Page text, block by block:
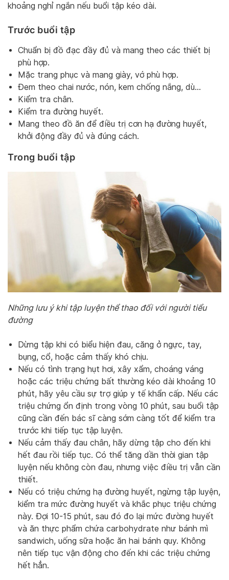
khoảng nghỉ ngắn nếu buổi tập kéo dài.
Trước buổi tập
Chuẩn bị đồ đạc đầy đủ và mang theo các thiết bị
phù hợp.
Mặc trang phục và mang giày, vớ phù hợp.
Đem theo chai nước, nón, kem chống nắng, dù…
Kiểm tra chân.
Kiểm tra đường huyết.
Mang theo đồ ăn để điều trị cơn hạ đường huyết,
khởi động đầy đủ và đúng cách.
Trong buổi tập
Những lưu ý khi tập luyện thể thao đối với người tiểu
đường
Dừng tập khi có biểu hiện đau, căng ở ngực, tay,
bụng, cổ, hoặc cảm thấy khó chịu.
Nếu có tình trạng hụt hơi, xây xẩm, choáng váng
hoặc các triệu chứng bất thường kéo dài khoảng 10
phút, hãy yêu cầu sự trợ giúp y tế khẩn cấp. Nếu các
triệu chứng ổn định trong vòng 10 phút, sau buổi tập
cũng cần đến bác sĩ càng sớm càng tốt để kiểm tra
trước khi tiếp tục tập luyện.
Nếu cảm thấy đau chân, hãy dừng tập cho đến khi
hết đau rồi tiếp tục. Có thể tăng dần thời gian tập
luyện nếu không còn đau, nhưng việc điều trị vẫn cần
thiết.
Nếu có triệu chứng hạ đường huyết, ngừng tập luyện,
kiểm tra mức đường huyết và khắc phục triệu chứng
này. Đợi 10-15 phút, sau đó đo lại mức đường huyết
và ăn thực phẩm chứa carbohydrate như bánh mì
sandwich, uống sữa hoặc ăn hai bánh quy. Không
nên tiếp tục vận động cho đến khi các triệu chứng
hết hẳn.